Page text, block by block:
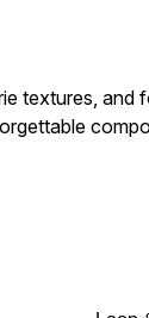
textures,